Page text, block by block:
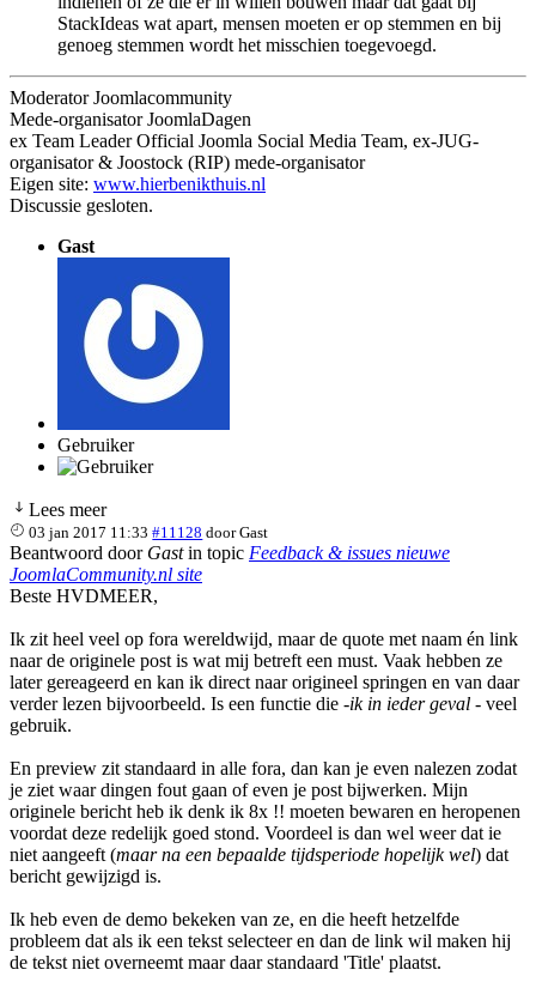
StackIdeas wat apart, mensen moeten er op stemmen en bij
genoeg stemmen wordt het misschien toegevoegd.
Moderator Joomlacommunity
Mede-organisator JoomlaDagen
ex Team Leader Official Joomla Social Media Team, ex-JUG-
organisator & Joostock (RIP) mede-organisator
Eigen site: www.hierbenikthuis.nl
Discussie gesloten.
Gast
Gebruiker
Lees meer
03 jan 2017 11:33 #11128 doorGast
Beantwoord door Gastin topic Feedback & issues nieuwe
JoomlaCommunity.nl site
Beste HVDMEER,
Ik zit heel veel op fora wereldwijd, maar de quote met naam én link
naar de originele post is wat mij betreft een must. Vaak hebben ze
later gereageerd en kan ik direct naar origineel springen en van daar
verder lezen bijvoorbeeld. Is een functie die -ik in ieder geval - veel
gebruik.
En preview zit standaard in alle fora, dan kan je even nalezen zodat
je ziet waar dingen fout gaan of even je post bijwerken. Mijn
originele bericht heb ik denk ik 8x !! moeten bewaren en heropenen
voordat deze redelijk goed stond. Voordeel is dan wel weer dat ie
niet aangeeft (maar na een bepaalde tijdsperiode hopelijk wel) dat
bericht gewijzigd is.
Ik heb even de demo bekeken van ze, en die heeft hetzelfde
probleem dat als ik een tekst selecteer en dan de link wil maken hij
de tekst niet overneemt maar daar standaard 'Title' plaatst.